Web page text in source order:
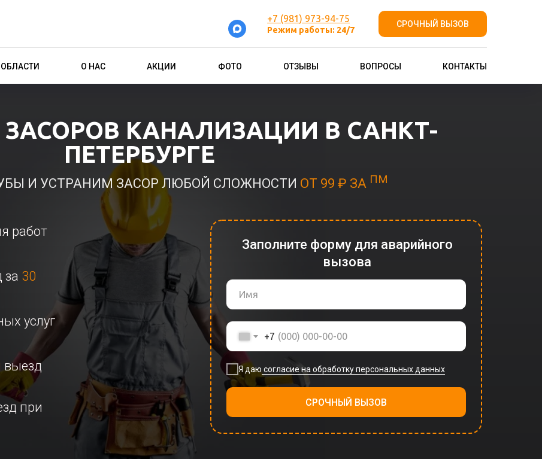
+7 (981) 973-94-75
Режим работы: 24/7
СРОЧНЫЙ ВЫЗОВ
О НАС АКЦИИ ФОТО ОТЗЫВЫ ВОПРОСЫ КОНТАКТЫ
ЗАСОРОВ КАНАЛИЗАЦИИ В САНКТ-
ПЕТЕРБУРГЕ
+7
Я даю согласие на обработку персональных данных
СРОЧНЫЙ ВЫЗОВ
Заполните форму для аварийного
вызова
выезд
услуг
за 30
работ
при
И УСТРАНИМ ЗАСОР ЛЮБОЙ СЛОЖНОСТИ ОТ 99 ₽ ЗА ПМ